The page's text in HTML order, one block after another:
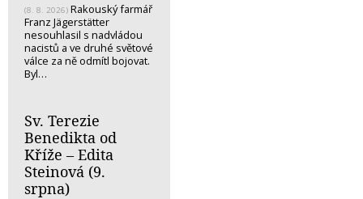
(8. 8. 2026) Rakouský farmář
Franz Jägerstätter
nesouhlasil s nadvládou
nacistů a ve druhé světové
válce za ně odmítl bojovat.
Byl…
Sv. Terezie
Benedikta od
Kříže – Edita
Steinová (9.
srpna)